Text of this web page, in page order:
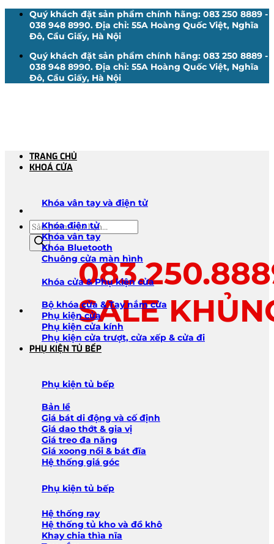
Quý khách đặt sản phẩm chính hãng: 083 250 8889 -
038 948 8990. Địa chỉ: 55A Hoàng Quốc Việt, Nghĩa
Đô, Cầu Giấy, Hà Nội
Quý khách đặt sản phẩm chính hãng: 083 250 8889 -
038 948 8990. Địa chỉ: 55A Hoàng Quốc Việt, Nghĩa
Đô, Cầu Giấy, Hà Nội
Tìm
kiếm
sản
phẩm
SALE
TRANG CHỦ
KHOÁ CỬA
Khóa vân tay và điện tử
Khóa điện tử
Khóa vân tay
Khóa Bluetooth
Chuông cửa màn hình
Khóa cửa & Phụ kiện cửa
Bộ khóa cửa & Tay nắm cửa
Phụ kiện cửa
Phụ kiện cửa kính
Phụ kiện cửa trượt, cửa xếp & cửa đi
PHỤ KIỆN TỦ BẾP
Phụ kiện tủ bếp
Bản lề
Giá bát di động và cố định
Giá dao thớt & gia vị
Giá treo đa năng
Giá xoong nồi & bát đĩa
Hệ thống giá góc
Phụ kiện tủ bếp
Hệ thống ray
Hệ thống tủ kho và đồ khô
Khay chia thìa nĩa